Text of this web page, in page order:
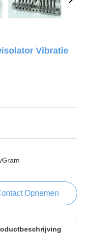
Vibratie
Opnemen